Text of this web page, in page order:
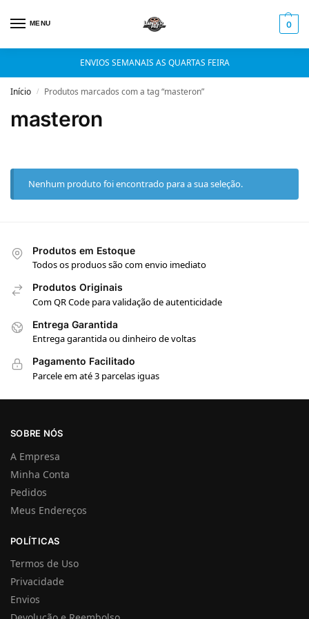
MENU 0
ENVIOS SEMANAIS AS QUARTAS FEIRA
Início / Produtos marcados com a tag “masteron”
masteron
Nenhum produto foi encontrado para a sua seleção.
Produtos em Estoque
Todos os produos são com envio imediato
Produtos Originais
Com QR Code para validação de autenticidade
Entrega Garantida
Entrega garantida ou dinheiro de voltas
Pagamento Facilitado
Parcele em até 3 parcelas iguas
SOBRE NÓS
A Empresa
Minha Conta
Pedidos
Meus Endereços
POLÍTICAS
Termos de Uso
Privacidade
Envios